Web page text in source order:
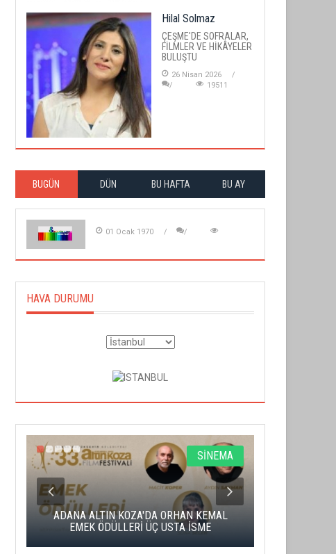
Hilal Solmaz
ÇEŞME'DE SOFRALAR,
FİLMLER VE HİKÂYELER
BULUŞTU
26 Nisan 2026
19511
BUGÜN DÜN BU HAFTA BU AY
01 Ocak 1970
HAVA DURUMU
SİNEMA
ADANA ALTIN KOZA'DA ORHAN KEMAL
EMEK ÖDÜLLERİ ÜÇ USTA İSME